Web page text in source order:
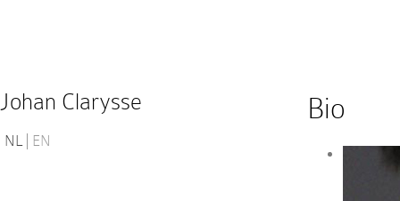
Johan Clarysse
NL EN
Bio